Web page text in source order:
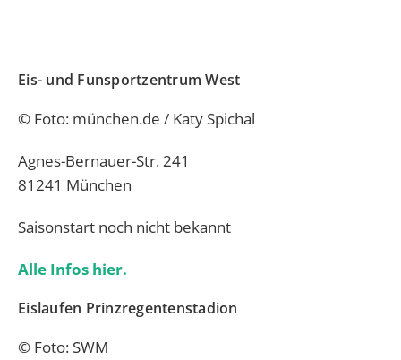
Eis- und Funsportzentrum West
© Foto: münchen.de / Katy Spichal
Agnes-Bernauer-Str. 241
81241 München
Saisonstart noch nicht bekannt
Alle Infos hier.
Eislaufen Prinzregentenstadion
© Foto: SWM